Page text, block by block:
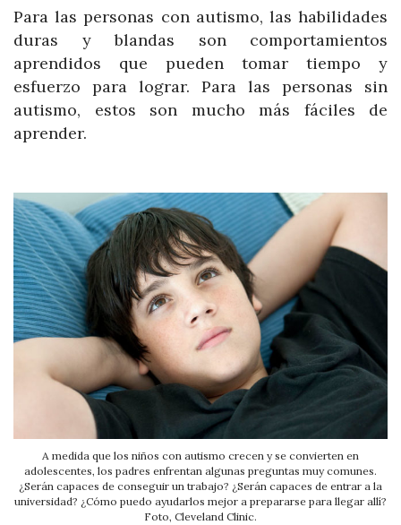
Para las personas con autismo, las habilidades
duras y blandas son comportamientos
aprendidos que pueden tomar tiempo y
esfuerzo para lograr. Para las personas sin
autismo, estos son mucho más fáciles de
aprender.
A medida que los niños con autismo crecen y se convierten en
adolescentes, los padres enfrentan algunas preguntas muy comunes.
¿Serán capaces de conseguir un trabajo? ¿Serán capaces de entrar a la
universidad? ¿Cómo puedo ayudarlos mejor a prepararse para llegar allí?
Foto, Cleveland Clinic.